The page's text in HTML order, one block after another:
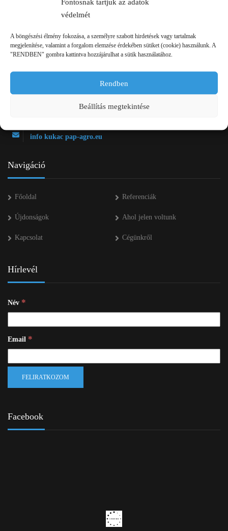
Fontosnak tartjuk az adatok
védelmét
A böngészési élmény fokozása, a személyre szabott hirdetések vagy tartalmak
megjelenítése, valamint a forgalom elemzése érdekében sütiket (cookie) használunk. A
"RENDBEN" gombra kattintva hozzájárulhat a sütik használatához.
Rendben
Beállítás megtekintése
+36 20 334 43 28
info kukac pap-agro.eu
Navigáció
Főoldal Referenciák
Újdonságok Ahol jelen voltunk
Kapcsolat Cégünkről
Hírlevél
Név *
Email *
Facebook